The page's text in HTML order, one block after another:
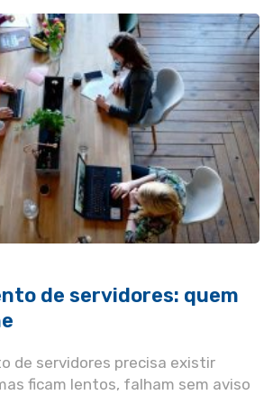
de servidores: quem
de servidores precisa existir
ficam lentos, falham sem aviso